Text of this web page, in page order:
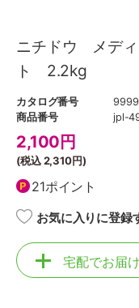
ニチドウ メデ
ト 2.2kg
カタログ番号
商品番号
jpl-
2,100 円
(税込2,310円)
21ポイント
お気に入りに登録
宅配でお届け